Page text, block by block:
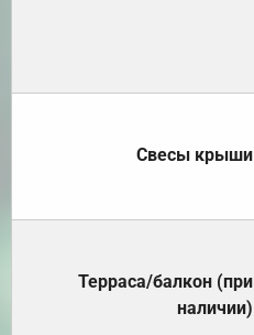
Свесы крыши
Терраса/балкон (при
наличии)